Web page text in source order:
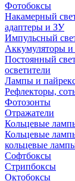
Фотобоксы
Накамерный
адаптеры и ЗУ
Импульсный
Аккумуляторы и
Постоянный
осветители
Лампы и
Рефлекторы,
Фотозонты
Отражатели
Кольцевые
Кольцевые
кольцевые
Софтбоксы
Стрипбоксы
Октобоксы